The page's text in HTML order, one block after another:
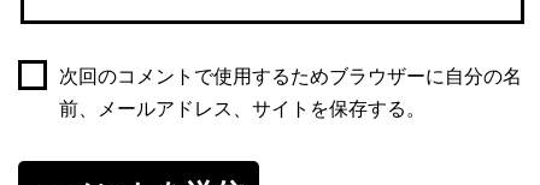
次回のコメントで使用するためブラウザーに自分の名
前、メールアドレス、サイトを保存する。